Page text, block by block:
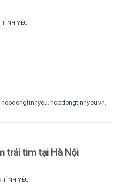
TÌNH YÊU
hopdongtinhyeu hopdongtinhyeu.vn
trái tim tại Hà Nội
TÌNH YÊU